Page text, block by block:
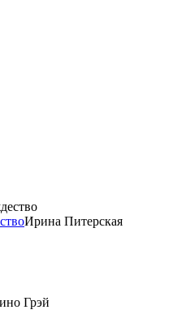
Ирина Питерская
Грэй